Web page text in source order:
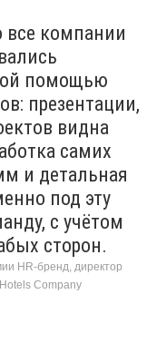
все компании
помощью
презентации,
видна
самих
и детальная
под эту
с учётом
сторон.
HR-бренд, директор
Company